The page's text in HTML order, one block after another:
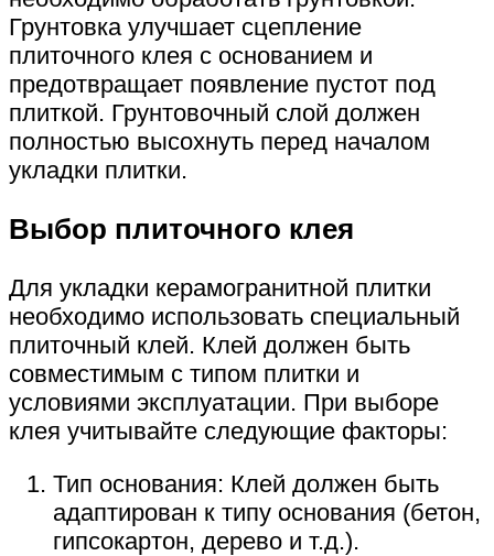
Грунтовка улучшает сцепление
плиточного клея с основанием и
предотвращает появление пустот под
плиткой. Грунтовочный слой должен
полностью высохнуть перед началом
укладки плитки.
Выбор плиточного клея
Для укладки керамогранитной плитки
необходимо использовать специальный
плиточный клей. Клей должен быть
совместимым с типом плитки и
условиями эксплуатации. При выборе
клея учитывайте следующие факторы:
Тип основания: Клей должен быть
адаптирован к типу основания (бетон,
гипсокартон, дерево и т.д.).